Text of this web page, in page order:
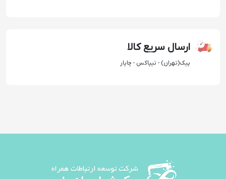
ارسال سریع کالا
پیک(تهران) - تیپاکس - چاپار